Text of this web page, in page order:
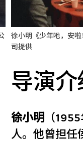
徐小明《少年吔，安
司提供
导演介
徐小明 （
人。他曾担任